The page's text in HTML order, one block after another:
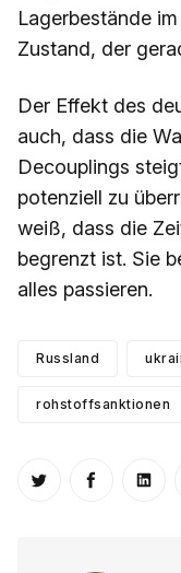
Lagerbestände
Zustand, der
Der Effekt des
auch, dass die
Decouplings
potenziell zu
weiß, dass die
begrenzt ist. Sie
alles passieren.
Russland
rohstoffsanktionen
Auf Twitter
Auf Auf